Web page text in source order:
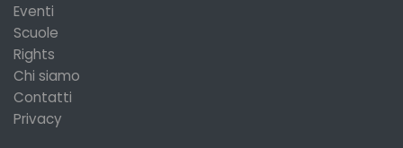
Eventi
Scuole
Rights
Chi siamo
Contatti
Privacy